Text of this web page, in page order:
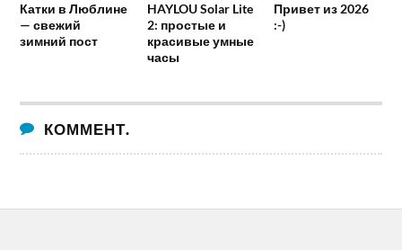
Катки в Люблине
— свежий
зимний пост
HAYLOU Solar Lite
2: простые и
красивые умные
часы
Привет из 2026
:-)
КОММЕНТ.